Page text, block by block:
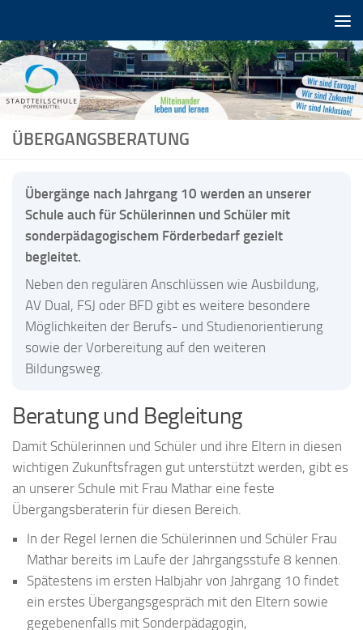
ÜBERGANGSBERATUNG
Übergänge nach Jahrgang 10 werden an unserer
Schule auch für Schülerinnen und Schüler mit
sonderpädagogischem Förderbedarf gezielt
begleitet.
Neben den regulären Anschlüssen wie Ausbildung,
AV Dual, FSJ oder BFD gibt es weitere besondere
Möglichkeiten der Berufs- und Studienorientierung
sowie der Vorbereitung auf den weiteren
Bildungsweg.
Beratung und Begleitung
Damit Schülerinnen und Schüler und ihre Eltern in diesen
wichtigen Zukunftsfragen gut unterstützt werden, gibt es
an unserer Schule mit Frau Mathar eine feste
Übergangsberaterin für diesen Bereich.
In der Regel lernen die Schülerinnen und Schüler Frau
Mathar bereits im Laufe der Jahrgangsstufe 8 kennen.
Spätestens im ersten Halbjahr von Jahrgang 10 findet
ein erstes Übergangsgespräch mit den Eltern sowie
gegebenenfalls mit Sonderpädagogin,